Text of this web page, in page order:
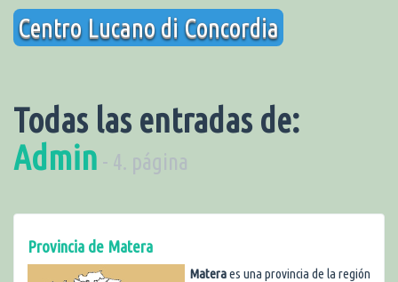
Saltar
contenido
Centro Lucano di Concordia
Todas las entradas de:
Admin - 4. página
Provincia de Matera
Materaes una provincia de la región